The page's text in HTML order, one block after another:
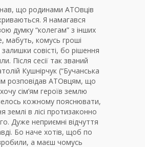
що родинами АТОвців
Я намагався
думку “колегам” з інших
мабуть, комусь гроші
совісті, бо рішення
Після сесії так званий
Кушнірчук (“Бучанська
розповідав АТОвцям, що
сім’ям героїв землю
кожному пояснювати,
землі в лісі протизаконно
Дуже неприємні відчуття
Бо наче хотів, щоб по
зробили, а маєш чомусь